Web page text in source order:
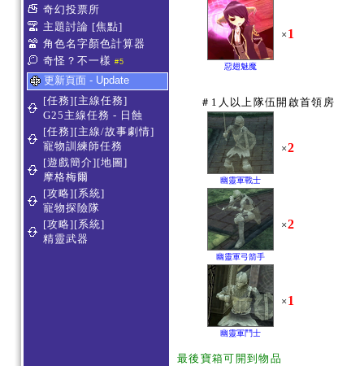
奇幻投票所
主題討論 [焦點]
角色名字顏色計算器
奇怪？不一樣 #5
更新頁面 - Update
[任務][主線任務]
G25主線任務 - 日蝕
[任務][主線/故事劇情]
寵物訓練師任務
[遊戲簡介][地圖]
摩格梅爾
[攻略][系統]
寵物探險隊
[攻略][系統]
精靈武器
惡翅魅魔
×1
＃1人以上隊伍開啟首領房
幽靈軍戰士
×2
幽靈軍弓箭手
×2
幽靈軍鬥士
×1
最後寶箱可開到物品